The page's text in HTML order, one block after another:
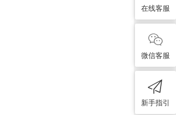
在线客服
微信客服
新手指引